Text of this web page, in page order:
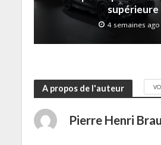
supérieure
4 semaines ago
A propos de l'auteur
Pierre Henri